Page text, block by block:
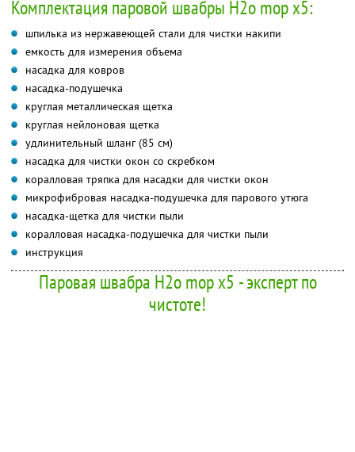
Комплектация паровой швабры H2o mop x5:
шпилька из нержавеющей стали для чистки накипи
емкость для измерения объема
насадка для ковров
насадка-подушечка
круглая металлическая щетка
круглая нейлоновая щетка
удлинительный шланг (85 см)
насадка для чистки окон со скребком
коралловая тряпка для насадки для чистки окон
микрофибровая насадка-подушечка для парового утюга
насадка-щетка для чистки пыли
коралловая насадка-подушечка для чистки пыли
инструкция
Паровая швабра H2o mop x5 - эксперт по
чистоте!